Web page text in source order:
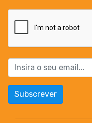
Subscrever